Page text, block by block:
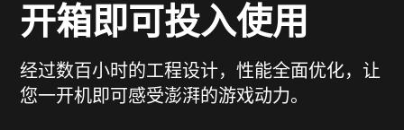
开箱即可投入使用
经过数百小时的工程设计，性能全面优化，让
您一开机即可感受澎湃的游戏动力。​